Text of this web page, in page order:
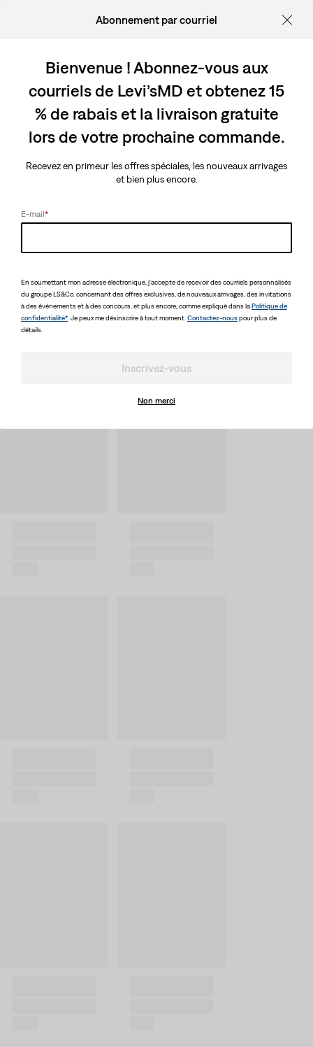
Abonnement par courriel
Bienvenue ! Abonnez-vous aux
courriels de Levi’sMD et obtenez 15
% de rabais et la livraison gratuite
lors de votre prochaine commande.
Recevez en primeur les offres spéciales, les nouveaux arrivages
et bien plus encore.
E-mail*
En soumettant mon adresse électronique, j'accepte de recevoir des courriels personnalisés
du groupe LS&Co. concernant des offres exclusives, de nouveaux arrivages, des invitations
à des événements et à des concours, et plus encore, comme expliqué dans laPolitique de
confidentialité* . Je peux me désinscrire à tout moment. Contactez-nouspour plus de
détails.
Inscrivez-vous
Non merci